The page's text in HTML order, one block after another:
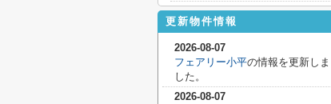
更新物件情報
2026-08-07
フェアリー小平の情報を更新しま
した。
2026-08-07